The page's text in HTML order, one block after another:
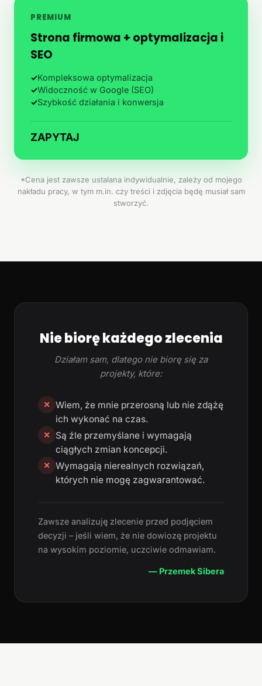
PREMIUM
Strona firmowa + optymalizacja i
SEO
✓Kompleksowa optymalizacja
✓Widoczność w Google (SEO)
✓Szybkość działania i konwersja
ZAPYTAJ
*Cena jest zawsze ustalana indywidualnie, zależy od mojego
nakładu pracy, w tym m.in. czy treści i zdjęcia będę musiał sam
stworzyć.
Nie biorę każdego zlecenia
Działam sam, dlatego nie biorę się za
projekty, które:
✕ Wiem, że mnie przerosną lub nie zdążę
ich wykonać na czas.
✕
Są źle przemyślane i wymagają
ciągłych zmian koncepcji.
✕ Wymagają nierealnych rozwiązań,
których nie mogę zagwarantować.
Zawsze analizuję zlecenie przed podjęciem
decyzji – jeśli wiem, że nie dowiozę projektu
na wysokim poziomie, uczciwie odmawiam.
— Przemek Sibera